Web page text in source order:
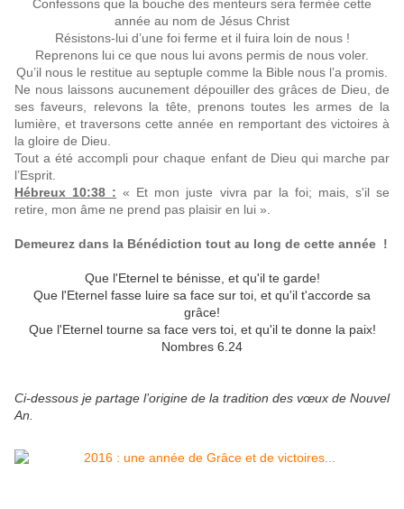
Confessons que la bouche des menteurs sera fermée cette
année au nom de Jésus Christ
Résistons-lui d’une foi ferme et il fuira loin de nous !
Reprenons lui ce que nous lui avons permis de nous voler.
Qu’il nous le restitue au septuple comme la Bible nous l’a promis.
Ne nous laissons aucunement dépouiller des grâces de Dieu, de
ses faveurs, relevons la tête, prenons toutes les armes de la
lumière, et traversons cette année en remportant des victoires à
la gloire de Dieu.
Tout a été accompli pour chaque enfant de Dieu qui marche par
l’Esprit.
Hébreux 10:38 : « Et mon juste vivra par la foi; mais, s'il se
retire, mon âme ne prend pas plaisir en lui ».
Demeurez dans la Bénédiction tout au long de cette année !
Que l'Eternel te bénisse, et qu'il te garde!
Que l'Eternel fasse luire sa face sur toi, et qu'il t'accorde sa
grâce!
Que l'Eternel tourne sa face vers toi, et qu'il te donne la paix!
Nombres 6.24
Ci-dessous je partage l’origine de la tradition des vœux de Nouvel
An.